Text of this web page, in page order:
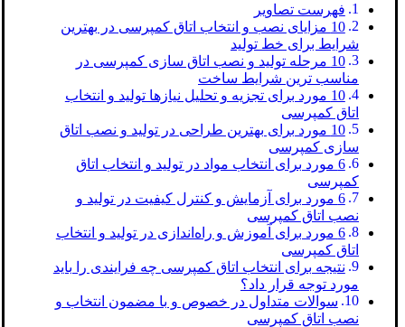
فهرست تصاویر
10 مزایای نصب و انتخاب اتاق کمپرسی در بهترین
شرایط برای خط تولید
10 مرحله تولید و نصب اتاق سازی کمپرسی در
مناسب ترین شرایط ساخت
10 مورد برای تجزیه و تحلیل نیازها تولید و انتخاب
اتاق کمپرسی
10 مورد برای بهترین طراحی در تولید و نصب اتاق
سازی کمپرسی
6 مورد برای انتخاب مواد در تولید و انتخاب اتاق
کمپرسی
6 مورد برای آزمایش و کنترل کیفیت در تولید و
نصب اتاق کمپرسی
6 مورد برای آموزش و راه‌اندازی در تولید و انتخاب
اتاق کمپرسی
نتیجه برای انتخاب اتاق کمپرسی چه فرایندی را باید
مورد توجه قرار داد؟
سوالات متداول در خصوص و با مضمون انتخاب و
نصب اتاق کمپرسی